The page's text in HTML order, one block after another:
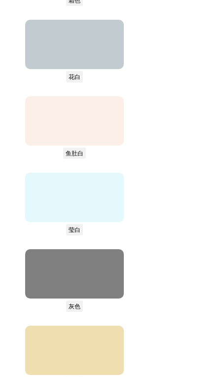
花白
鱼肚白
莹白
灰色